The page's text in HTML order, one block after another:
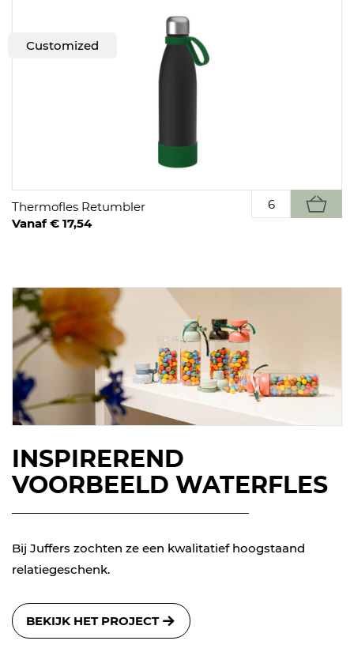
Customized
Thermofles Retumbler
Vanaf € 17,54
INSPIREREND
VOORBEELD WATERFLES
Bij Juffers zochten ze een kwalitatief hoogstaand
relatiegeschenk.
BEKIJK HET PROJECT